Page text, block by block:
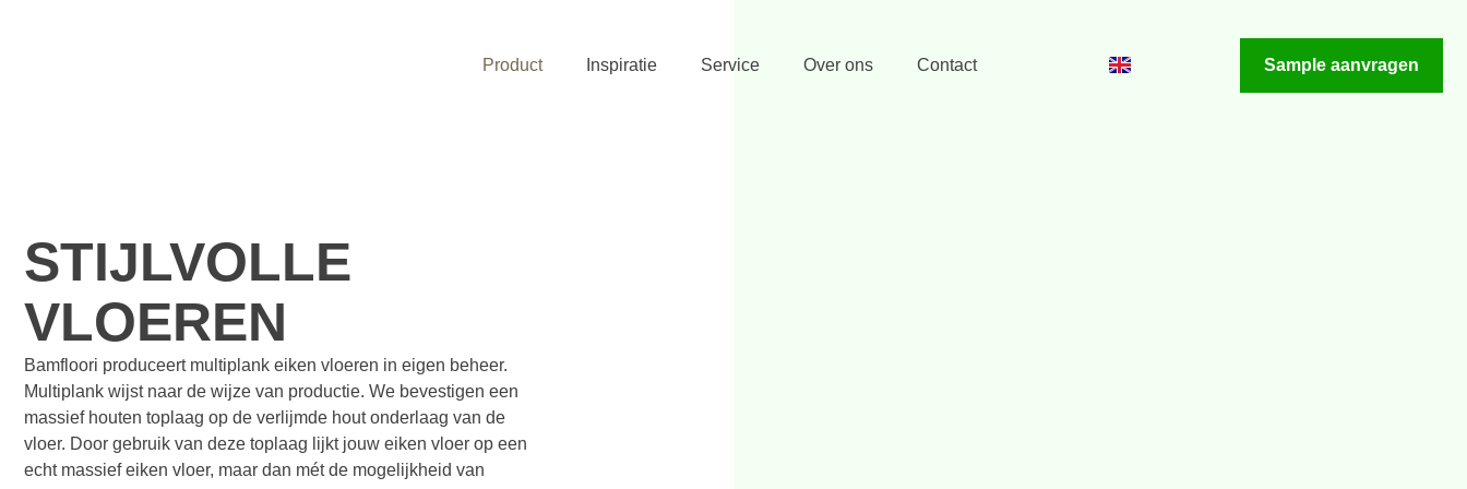
Product Inspiratie Service Over ons Contact Sample aanvragen
STIJLVOLLE
VLOEREN
Bamfloori produceert multiplank eiken vloeren in eigen beheer.
Multiplank wijst naar de wijze van productie. We bevestigen een
massief houten toplaag op de verlijmde hout onderlaag van de
vloer. Door gebruik van deze toplaag lijkt jouw eiken vloer op een
echt massief eiken vloer, maar dan mét de mogelijkheid van